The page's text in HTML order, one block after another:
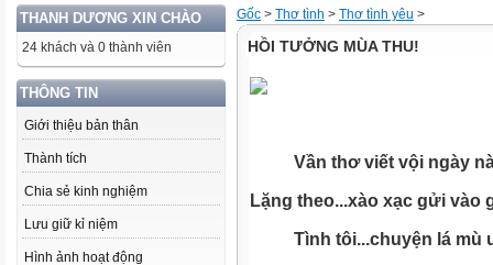
THANH DƯƠNG XIN CHÀO
24 khách và 0 thành viên
THÔNG TIN
Giới thiệu bản thân
Thành tích
Chia sẻ kinh nghiệm
Lưu giữ kỉ niệm
Hình ảnh hoạt động
Gốc > Thơ tình > Thơ tình yêu >
HỒI TƯỞNG MÙA THU!
Vần thơ viết vội ngày
Lặng theo...xào xạc gửi vào
Tình tôi...chuyện lá mù